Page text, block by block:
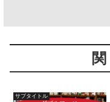
サブタイトル